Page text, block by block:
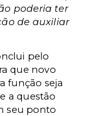
poderia ter
de auxiliar
pelo
que novo
função seja
a questão
seu ponto